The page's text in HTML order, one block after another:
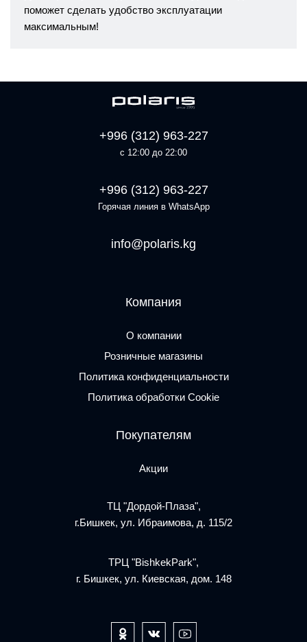
поможет сделать удобство эксплуатации
максимальным!
+996 (312) 963-227
с 12:00 до 22:00
+996 (312) 963-227
Горячая линия в WhatsApp
info@polaris.kg
Компания
О компании
Розничные магазины
Политика конфиденциальности
Политика обработки Cookie
Покупателям
Акции
ТЦ "Дордой-Плаза",
г.Бишкек, ул. Ибраимова, д. 115/2
ТРЦ "BishkekPark",
г. Бишкек, ул. Киевская, дом. 148